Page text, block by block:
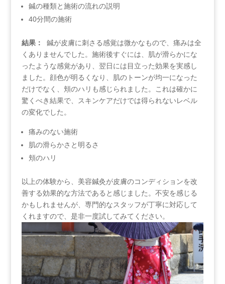
鍼の種類と施術の流れの説明
40分間の施術
結果：
​ ⁤鍼が皮膚に刺さる感覚は微かなもので、痛みは全
くありませんでした。施術後すぐには、肌が滑らかにな
ったような感覚があり、翌日には目立った効果を実感し
ました。顔色が明るくなり、肌のトーンが均一になった
だけでなく、頬のハリも感じられました。これは確かに
驚くべき結果で、スキンケアだけでは得られないレベル
の変化でした。
痛みのない施術
肌の滑らかさと明るさ
頬のハリ
以上の体験から、美容鍼灸が皮膚のコンディションを改
善する効果的な方法であると感じました。不安を感じる
かもしれませんが、専門的なスタッフが丁寧に対応して
くれますので、是非一度試してみてください。